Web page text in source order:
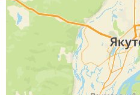
Якутск, 203 мкр., 28
Стать партнером